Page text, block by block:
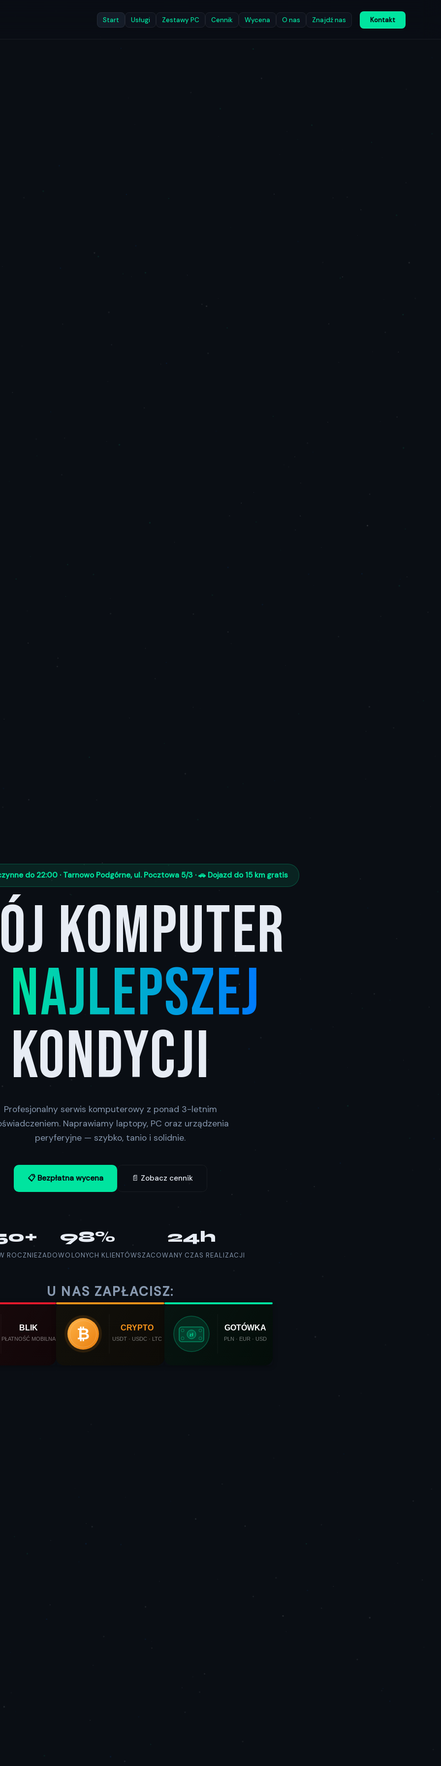
Start Usługi Zestawy PC Cennik Wycena O nas Znajdź nas Kontakt
do 22:00 · Tarnowo Podgórne, ul. Pocztowa 5/3 · 🚗 Dojazd do 15 km gratis
komputer
najlepszej
kondycji
Profesjonalny serwis komputerowy z ponad 3-letnim
Naprawiamy laptopy, PC oraz urządzenia
peryferyjne — szybko, tanio i solidnie.
📋 Bezpłatna wycena 📄 Zobacz cennik
ROCZNIE
98%
ZADOWOLONYCH KLIENTÓW
24h
SZACOWANY CZAS REALIZACJI
U NAS ZAPŁACISZ:
BLIK
PŁATNOŚĆ MOBILNA ₿ CRYPTO
USDT · USDC · LTC
zł
GOTÓWKA
PLN · EUR · USD